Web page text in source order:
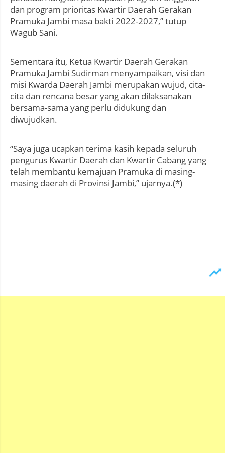
dan program prioritas Kwartir Daerah Gerakan
Pramuka Jambi masa bakti 2022-2027,” tutup
Wagub Sani.
Sementara itu, Ketua Kwartir Daerah Gerakan
Pramuka Jambi Sudirman menyampaikan, visi dan
misi Kwarda Daerah Jambi merupakan wujud, cita-
cita dan rencana besar yang akan dilaksanakan
bersama-sama yang perlu didukung dan
diwujudkan.
“Saya juga ucapkan terima kasih kepada seluruh
pengurus Kwartir Daerah dan Kwartir Cabang yang
telah membantu kemajuan Pramuka di masing-
masing daerah di Provinsi Jambi,” ujarnya.(*)